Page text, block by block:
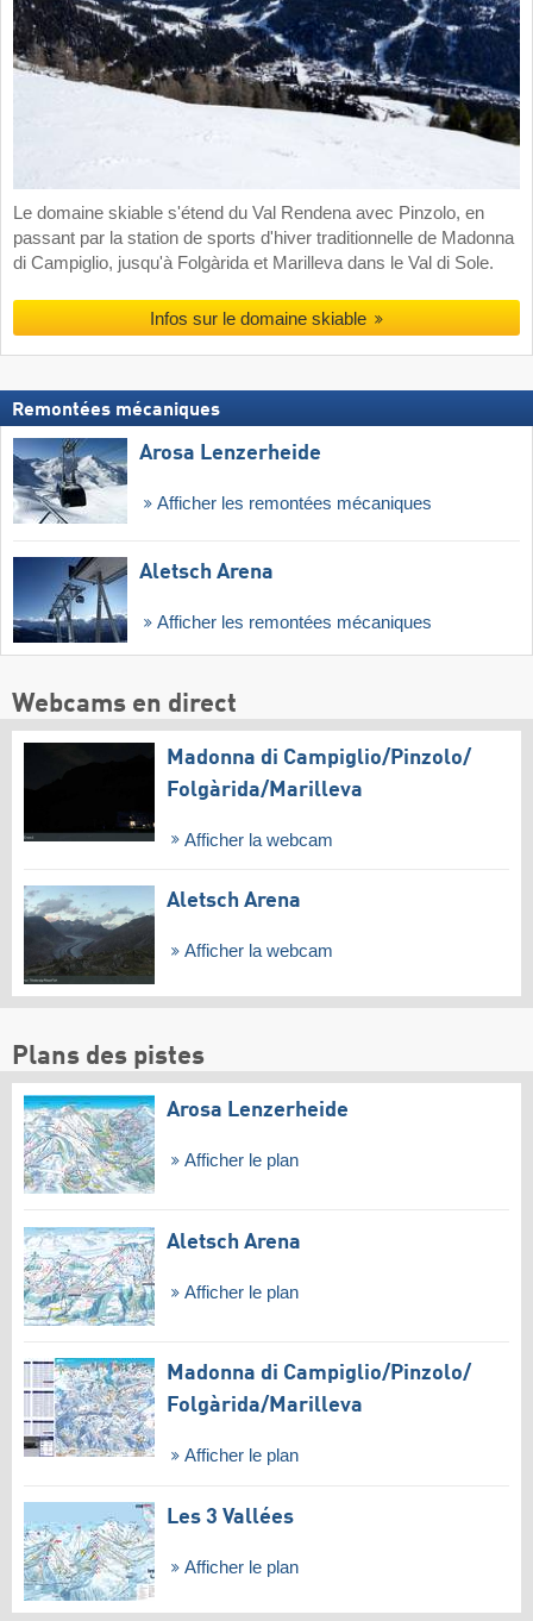
Le domaine skiable s'étend du Val Rendena avec Pinzolo, en
passant par la station de sports d'hiver traditionnelle de Madonna
di Campiglio, jusqu'à Folgàrida et Marilleva dans le Val di Sole.
Infos sur le domaine skiable
Remontées mécaniques
Arosa Lenzerheide
Afficher les remontées mécaniques
Aletsch Arena
Afficher les remontées mécaniques
Webcams en direct
Madonna di Campiglio/​Pinzolo/​
Folgàrida/​Marilleva
Afficher la webcam
Aletsch Arena
Afficher la webcam
Plans des pistes
Arosa Lenzerheide
Afficher le plan
Aletsch Arena
Afficher le plan
Madonna di Campiglio/​Pinzolo/​
Folgàrida/​Marilleva
Afficher le plan
Les 3 Vallées
Afficher le plan